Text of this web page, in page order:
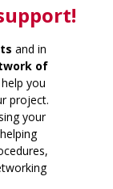
and in
of
you
project.
your